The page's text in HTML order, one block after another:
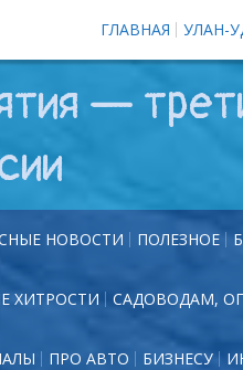
ГЛАВНАЯ УЛАН-
—
НОВОСТИ ПОЛЕЗНОЕ
ХИТРОСТИ САДОВОДАМ,
ПРО АВТО БИЗНЕСУ